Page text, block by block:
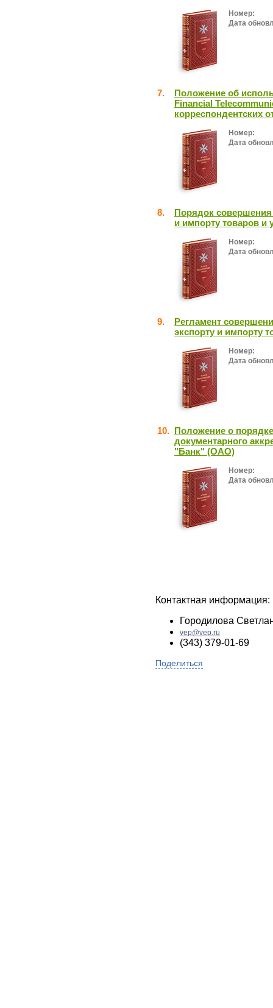
Номер:
Дата
7.
Положение об
Financial
корреспондентских
Номер:
Дата
8.
Порядок
и импорту товаров и
Номер:
Дата
9.
Регламент
экспорту и импорту
Номер:
Дата
10. Положение о
документарного
"Банк" (ОАО)
Номер:
Дата
Контактная информация:
Городилова
vep@vep.ru
(343) 379-01-69
Поделиться